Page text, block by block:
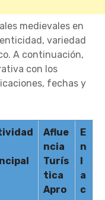
medievales en
variedad
A continuación,
con los
fechas y
Aflue
ncia
Turís
tica
Apro
E
n
a
c